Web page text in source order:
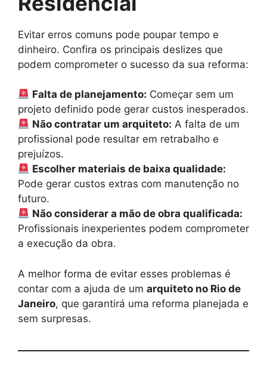
Evitar erros comuns pode poupar tempo e
dinheiro. Confira os principais deslizes que
podem comprometer o sucesso da sua reforma:
Falta de planejamento: Começar sem um
projeto definido pode gerar custos inesperados.
Não contratar um arquiteto: A falta de um
profissional pode resultar em retrabalho e
prejuízos.
Escolher materiais de baixa qualidade:
Pode gerar custos extras com manutenção no
futuro.
Não considerar a mão de obra qualificada:
Profissionais inexperientes podem comprometer
a execução da obra.
A melhor forma de evitar esses problemas é
contar com a ajuda de um arquiteto no Rio de
Janeiro, que garantirá uma reforma planejada e
sem surpresas.